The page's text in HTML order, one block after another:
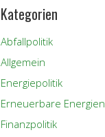
Kategorien
Abfallpolitik
Allgemein
Energiepolitik
Erneuerbare Energien
Finanzpolitik